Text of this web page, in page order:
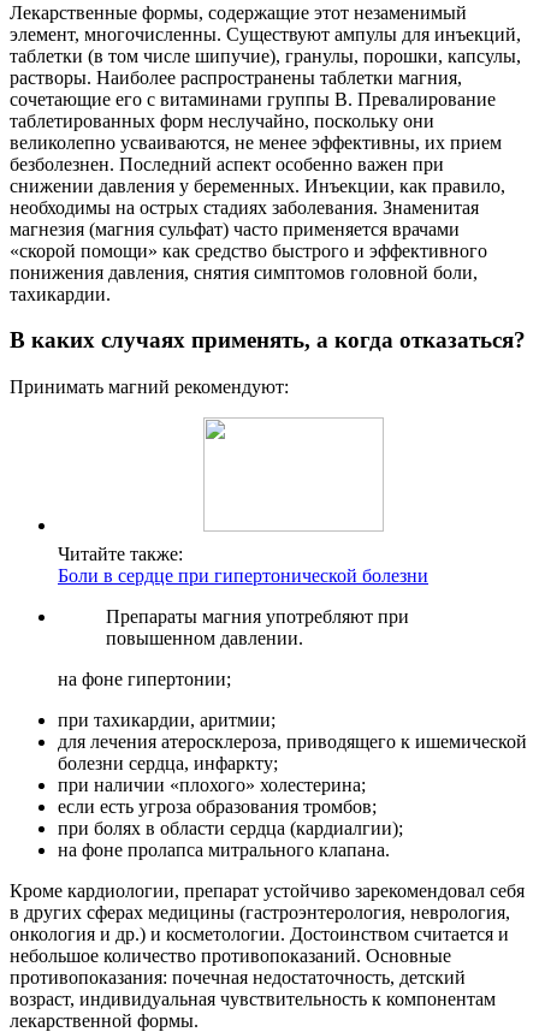
Лекарственные формы, содержащие этот незаменимый
элемент, многочисленны. Существуют ампулы для инъекций,
таблетки (в том числе шипучие), гранулы, порошки, капсулы,
растворы. Наиболее распространены таблетки магния,
сочетающие его с витаминами группы В. Превалирование
таблетированных форм неслучайно, поскольку они
великолепно усваиваются, не менее эффективны, их прием
безболезнен. Последний аспект особенно важен при
снижении давления у беременных. Инъекции, как правило,
необходимы на острых стадиях заболевания. Знаменитая
магнезия (магния сульфат) часто применяется врачами
«скорой помощи» как средство быстрого и эффективного
понижения давления, снятия симптомов головной боли,
тахикардии.
В каких случаях применять, а когда отказаться?
Принимать магний рекомендуют:
Читайте также:
Боли в сердце при гипертонической болезни
Препараты магния употребляют при
повышенном давлении.
на фоне гипертонии;
при тахикардии, аритмии;
для лечения атеросклероза, приводящего к ишемической
болезни сердца, инфаркту;
при наличии «плохого» холестерина;
если есть угроза образования тромбов;
при болях в области сердца (кардиалгии);
на фоне пролапса митрального клапана.
Кроме кардиологии, препарат устойчиво зарекомендовал себя
в других сферах медицины (гастроэнтерология, неврология,
онкология и др.) и косметологии. Достоинством считается и
небольшое количество противопоказаний. Основные
противопоказания: почечная недостаточность, детский
возраст, индивидуальная чувствительность к компонентам
лекарственной формы.